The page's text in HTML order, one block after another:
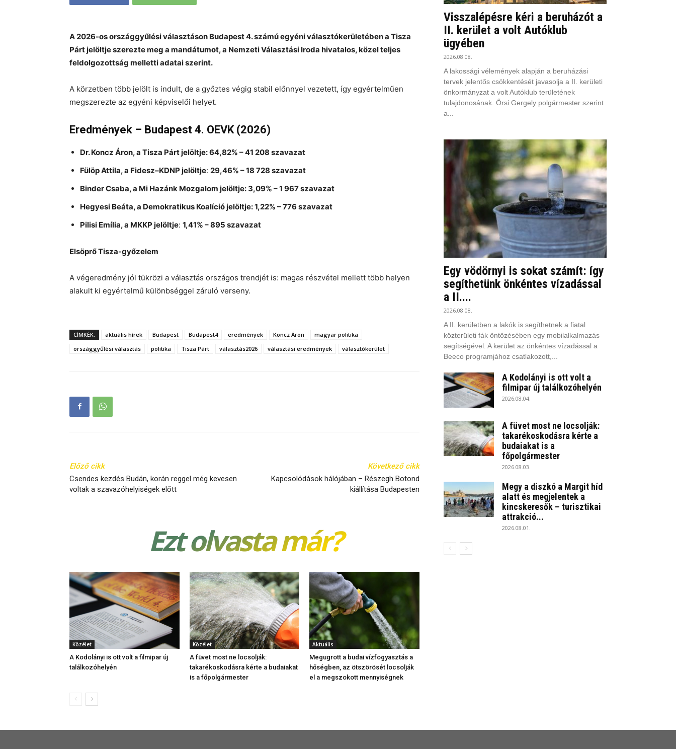
A 2026-os országgyűlési választáson Budapest 4. számú egyéni választókerületében a Tisza
Párt jelöltje szerezte meg a mandátumot, a Nemzeti Választási Iroda hivatalos, közel teljes
feldolgozottság melletti adatai szerint.
A körzetben több jelölt is indult, de a győztes végig stabil előnnyel vezetett, így egyértelműen
megszerezte az egyéni képviselői helyet.
Eredmények – Budapest 4. OEVK (2026)
Dr. Koncz Áron, a Tisza Párt jelöltje: 64,82% – 41 208 szavazat
Fülöp Attila, a Fidesz–KDNP jelöltje: 29,46% – 18 728 szavazat
Binder Csaba, a Mi Hazánk Mozgalom jelöltje: 3,09% – 1 967 szavazat
Hegyesi Beáta, a Demokratikus Koalíció jelöltje: 1,22% – 776 szavazat
Pilisi Emília, a MKKP jelöltje: 1,41% – 895 szavazat
Elsöprő Tisza-győzelem
A végeredmény jól tükrözi a választás országos trendjét is: magas részvétel mellett több helyen
alakult ki egyértelmű különbséggel záruló verseny.
CÍMKÉK: aktuális hírek Budapest Budapest4 eredmények Koncz Áron
magyar politika
országgyűlési választás
politika Tisza Párt választás2026 választási eredmények választókerület
Előző cikk
Csendes kezdés Budán, korán reggel még kevesen
voltak a szavazóhelyiségek előtt
Következő cikk
Kapcsolódások hálójában – Részegh Botond
kiállítása Budapesten
Ezt olvasta már?
Közélet
A Kodolányi is ott volt a filmipar új
találkozóhelyén
Közélet
A füvet most ne locsolják:
takarékoskodásra kérte a budaiakat
is a főpolgármester
Aktuális
Megugrott a budai vízfogyasztás a
hőségben, az ötszörösét locsolják
el a megszokott mennyiségnek
Visszalépésre kéri a beruházót a
II. kerület a volt Autóklub
ügyében
2026.08.08.
A lakossági vélemények alapján a beruházási
tervek jelentős csökkentését javasolja a II. kerületi
önkormányzat a volt Autóklub területének
tulajdonosának. Őrsi Gergely polgármester szerint
a...
Egy vödörnyi is sokat számít: így
segíthetünk önkéntes vízadással
a II....
2026.08.08.
A II. kerületben a lakók is segíthetnek a fiatal
közterületi fák öntözésében egy mobilalkalmazás
segítségével. A kerület az önkéntes vízadással a
Beeco programjához csatlakozott,...
A Kodolányi is ott volt a
filmipar új találkozóhelyén
2026.08.04.
A füvet most ne locsolják:
takarékoskodásra kérte a
budaiakat is a
főpolgármester
2026.08.03.
Megy a diszkó a Margit híd
alatt és megjelentek a
kincskeresők – turisztikai
attrakció...
2026.08.01.